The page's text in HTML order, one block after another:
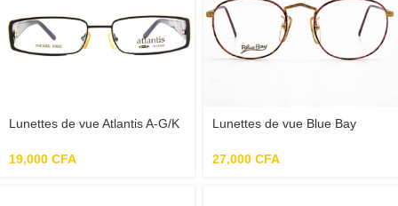
Lunettes de vue Atlantis A-G/K
19,000 CFA
Lunettes de vue Blue Bay
Or/Violet
27,000 CFA